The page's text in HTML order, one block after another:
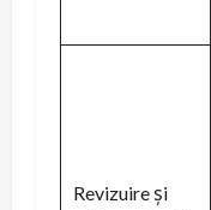
Revizuire și